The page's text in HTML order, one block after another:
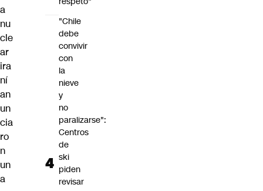
a
nu
cle
ar
ira
ní
an
un
cia
ro
n
un
a
"Chile
debe
convivir
con
la
nieve
y
no
paralizarse":
Centros
de
ski
piden
revisar